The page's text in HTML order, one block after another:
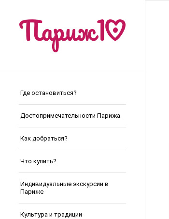
Где остановиться?
Достопримечательности Парижа
Как добраться?
Что купить?
Индивидуальные экскурсии в
Париже
Культура и традиции